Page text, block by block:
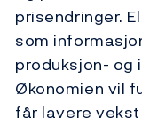
prisendringer.
som
produksjon- og
Økonomien vil
får lavere